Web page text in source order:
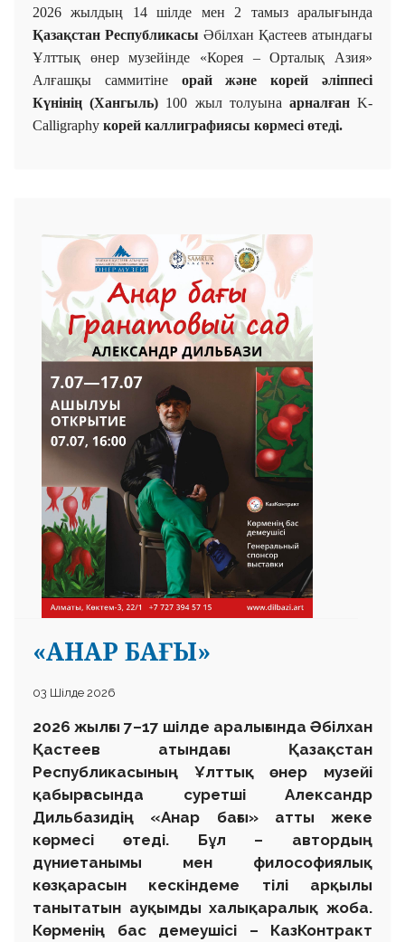
2026 жылдың 14 шілде мен 2 тамыз аралығында
Қазақстан Республикасы Әбілхан Қастеев атындағы
Ұлттық өнер музейінде «Корея – Орталық Азия»
Алғашқы саммитіне орай және
корей әліппесі
Күнінің (Хангыль) 100 жыл толуына арналғанK-
Calligraphy корей каллиграфиясы көрмесі өтеді.
«АНАР БАҒЫ»
03 Шілде 2026
2026 жылғы 7–17 шілде аралығында Әбілхан
Қастеев атындағы Қазақстан
Республикасының Ұлттық өнер музейі
қабырғасында суретші Александр
Дильбазидің «Анар бағы» атты жеке
көрмесі өтеді. Бұл – автордың
дүниетанымы мен философиялық
көзқарасын кескіндеме тілі арқылы
танытатын ауқымды халықаралық жоба.
Көрменің бас демеушісі – КазКонтракт